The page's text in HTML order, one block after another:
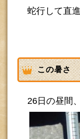
蛇行して直
この暑さ
26日の昼間